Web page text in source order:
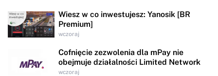
Wiesz w co inwestujesz: Yanosik [BR
Premium]
wczoraj
Cofnięcie zezwolenia dla mPay nie
obejmuje działalności Limited Network
wczoraj